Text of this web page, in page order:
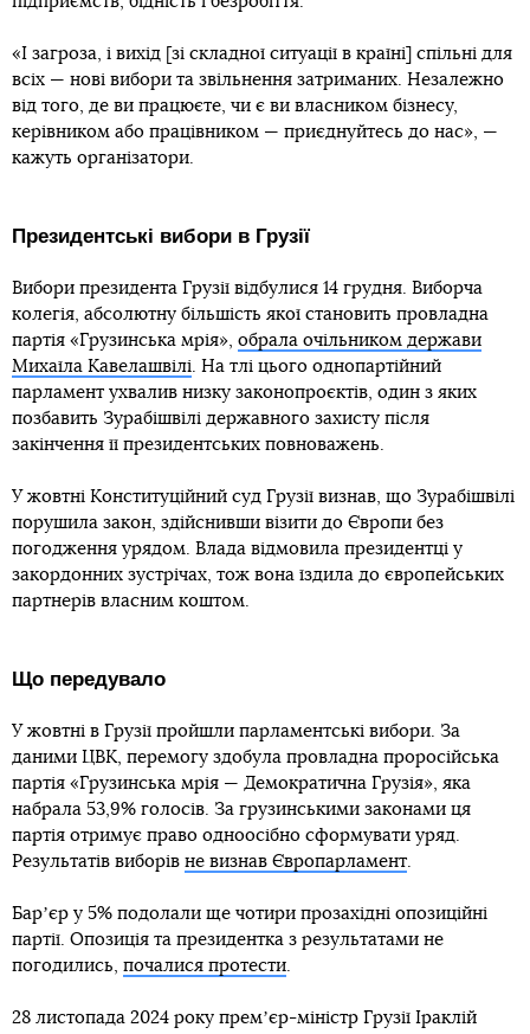
«І загроза, і вихід [зі складної ситуації в країні] спільні для
всіх — нові вибори та звільнення затриманих. Незалежно
від того, де ви працюєте, чи є ви власником бізнесу,
керівником або працівником — приєднуйтесь до нас», —
кажуть організатори.
Президентські вибори в Грузії
Вибори президента Грузії відбулися 14 грудня. Виборча
колегія, абсолютну більшість якої становить провладна
партія «Грузинська мрія», обрала очільником держави
Михаїла Кавелашвілі. На тлі цього однопартійний
парламент ухвалив низку законопроєктів, один з яких
позбавить Зурабішвілі державного захисту після
закінчення її президентських повноважень.
У жовтні Конституційний суд Грузії визнав, що Зурабішвілі
порушила закон, здійснивши візити до Європи без
погодження урядом. Влада відмовила президентці у
закордонних зустрічах, тож вона їздила до європейських
партнерів власним коштом.
Що передувало
У жовтні в Грузії пройшли парламентські вибори. За
даними ЦВК, перемогу здобула провладна проросійська
партія «Грузинська мрія — Демократична Грузія», яка
набрала 53,9% голосів. За грузинськими законами ця
партія отримує право одноосібно сформувати уряд.
Результатів виборів не визнав Європарламент.
Барʼєр у 5% подолали ще чотири прозахідні опозиційні
партії. Опозиція та президентка з результатами не
погодились, почалися протести.
28 листопада 2024 року премʼєр-міністр Грузії Іраклій